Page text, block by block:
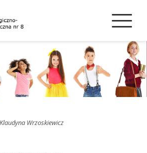
Klaudyna Wrzoskiewicz